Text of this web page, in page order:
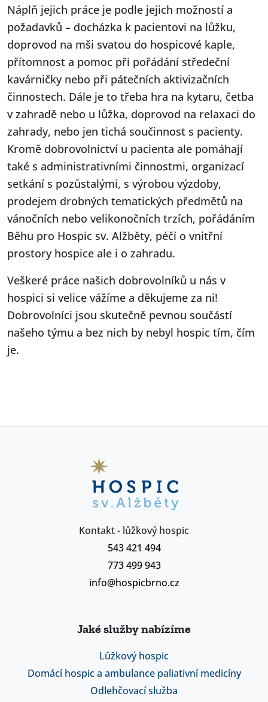
Náplň jejich práce je podle jejich možností a
požadavků – docházka k pacientovi na lůžku,
doprovod na mši svatou do hospicové kaple,
přítomnost a pomoc při pořádání středeční
kavárničky nebo při pátečních aktivizačních
činnostech. Dále je to třeba hra na kytaru, četba
v zahradě nebo u lůžka, doprovod na relaxaci do
zahrady, nebo jen tichá součinnost s pacienty.
Kromě dobrovolnictví u pacienta ale pomáhají
také s administrativními činnostmi, organizací
setkání s pozůstalými, s výrobou výzdoby,
prodejem drobných tematických předmětů na
vánočních nebo velikonočních trzích, pořádáním
Běhu pro Hospic sv. Alžběty, péčí o vnitřní
prostory hospice ale i o zahradu.
Veškeré práce našich dobrovolníků u nás v
hospici si velice vážíme a děkujeme za ni!
Dobrovolníci jsou skutečně pevnou součástí
našeho týmu a bez nich by nebyl hospic tím, čím
je.
Kontakt - lůžkový hospic
543 421 494
773 499 943
info@hospicbrno.cz
Jaké služby nabízíme
Lůžkový hospic
Domácí hospic a ambulance paliativní medicíny
Odlehčovací služba